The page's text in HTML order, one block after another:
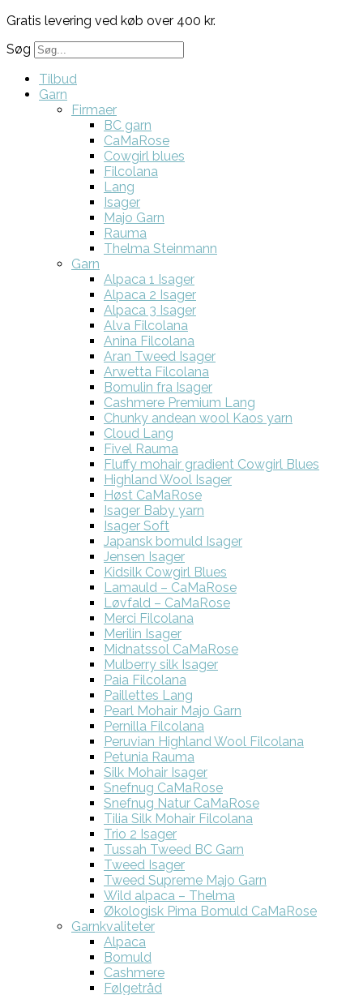
Gratis levering ved køb over 400 kr.
Søg
Tilbud
Garn
Firmaer
BC garn
CaMaRose
Cowgirl blues
Filcolana
Lang
Isager
Majo Garn
Rauma
Thelma Steinmann
Garn
Alpaca 1 Isager
Alpaca 2 Isager
Alpaca 3 Isager
Alva Filcolana
Anina Filcolana
Aran Tweed Isager
Arwetta Filcolana
Bomulin fra Isager
Cashmere Premium Lang
Chunky andean wool Kaos yarn
Cloud Lang
Fivel Rauma
Fluffy mohair gradient Cowgirl Blues
Highland Wool Isager
Høst CaMaRose
Isager Baby yarn
Isager Soft
Japansk bomuld Isager
Jensen Isager
Kidsilk Cowgirl Blues
Lamauld – CaMaRose
Løvfald – CaMaRose
Merci Filcolana
Merilin Isager
Midnatssol CaMaRose
Mulberry silk Isager
Paia Filcolana
Paillettes Lang
Pearl Mohair Majo Garn
Pernilla Filcolana
Peruvian Highland Wool Filcolana
Petunia Rauma
Silk Mohair Isager
Snefnug CaMaRose
Snefnug Natur CaMaRose
Tilia Silk Mohair Filcolana
Trio 2 Isager
Tussah Tweed BC Garn
Tweed Isager
Tweed Supreme Majo Garn
Wild alpaca – Thelma
Økologisk Pima Bomuld CaMaRose
Garnkvaliteter
Alpaca
Bomuld
Cashmere
Følgetråd